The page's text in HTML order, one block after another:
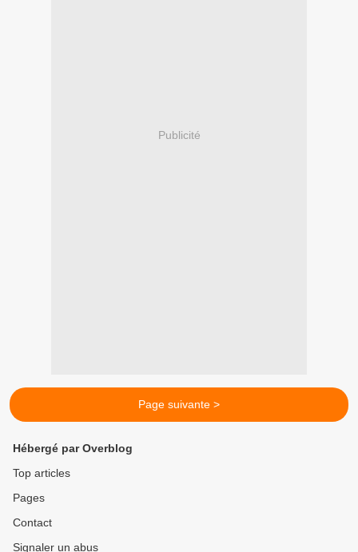
Publicité
Page suivante >
Hébergé par Overblog
Top articles
Pages
Contact
Signaler un abus